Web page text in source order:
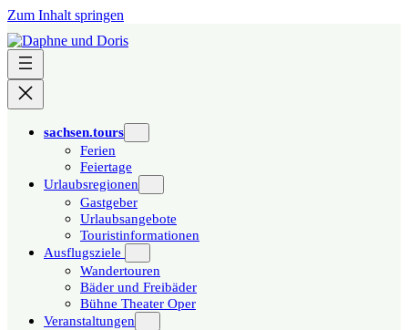
Zum Inhalt springen
sachsen.tours
Ferien
Feiertage
Urlaubsregionen
Gastgeber
Urlaubsangebote
Touristinformationen
Ausflugsziele
Wandertouren
Bäder und Freibäder
Bühne Theater Oper
Veranstaltungen